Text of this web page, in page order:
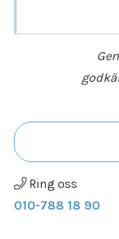
Ring oss
010-788 18 90